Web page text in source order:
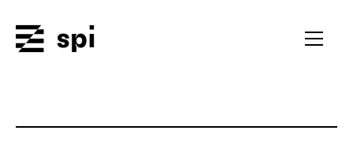
Ouvrir